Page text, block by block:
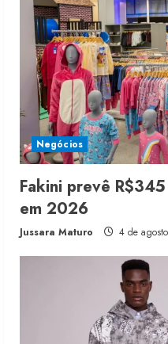
Negócios
Fakini prevê
em 2026
Jussara Maturo 4 de